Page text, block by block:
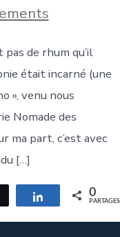
pas de rhum qu’il
était incarné (une
», venu nous
Nomade des
ma part, c’est avec
[…]
Tweetez Partagez 0
PARTAGES